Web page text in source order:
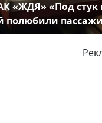
«ЖДЯ» «Под стук
полюбили